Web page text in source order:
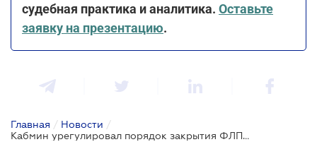
судебная практика и аналитика. Оставьте
заявку на презентацию.
Главная / Новости /
Кабмин урегулировал порядок закрытия ФЛП в период возобновления работы ЕГР